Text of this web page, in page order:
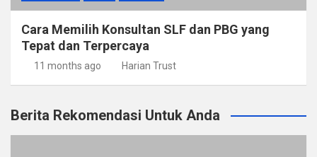
Cara Memilih Konsultan SLF dan PBG yang
Tepat dan Terpercaya
11 months ago Harian Trust
Berita Rekomendasi Untuk Anda